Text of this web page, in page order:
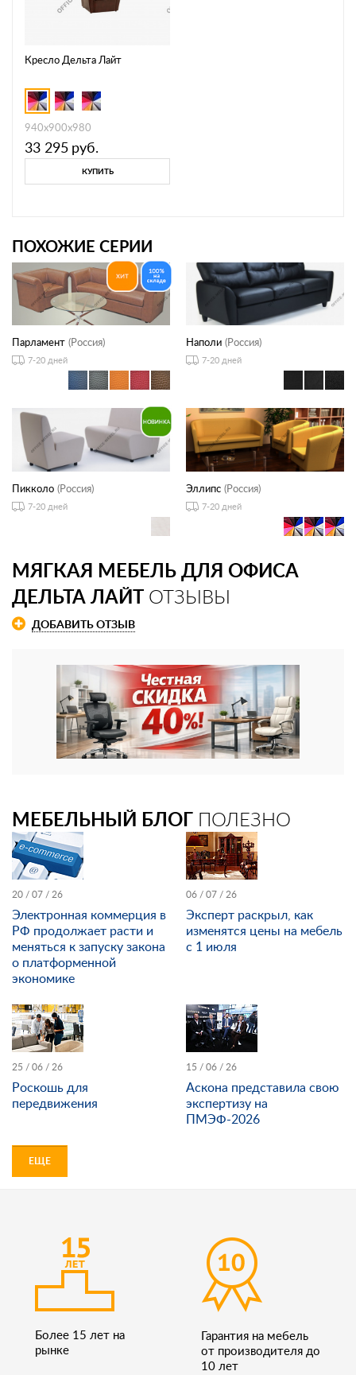
Кресло Дельта Лайт
940х900х980
33 295 руб.
КУПИТЬ
ПОХОЖИЕ СЕРИИ
Парламент (Россия)
7-20 дней
Наполи (Россия)
7-20 дней
Пикколо (Россия)
7-20 дней
Эллипс (Россия)
7-20 дней
МЯГКАЯ МЕБЕЛЬ ДЛЯ ОФИСА
ДЕЛЬТА ЛАЙТ ОТЗЫВЫ
ДОБАВИТЬ ОТЗЫВ
МЕБЕЛЬНЫЙ БЛОГ ПОЛЕЗНО
20 / 07 / 26
Электронная коммерция в
РФ продолжает расти и
меняться к запуску закона
о платформенной
экономике
06 / 07 / 26
Эксперт раскрыл, как
изменятся цены на мебель
с 1 июля
25 / 06 / 26
Роскошь для
передвижения
15 / 06 / 26
Аскона представила свою
экспертизу на
ПМЭФ-2026
ЕЩЕ
Более 15 лет на
рынке
Гарантия на мебель
от производителя до
10 лет